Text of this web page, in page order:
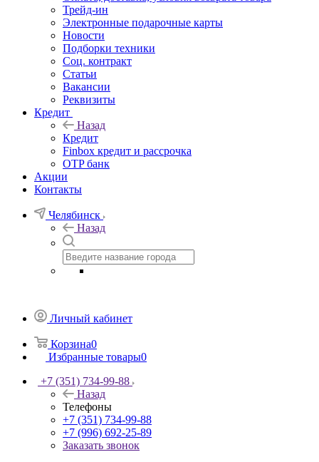
Трейд-ин
Электронные подарочные карты
Новости
Подборки техники
Соц. контракт
Статьи
Вакансии
Реквизиты
Кредит
Назад
Кредит
Finbox кредит и рассрочка
OTP банк
Акции
Контакты
Челябинск
Назад
Личный кабинет
Корзина0
Избранные товары0
+7 (351) 734-99-88
Назад
Телефоны
+7 (351) 734-99-88
+7 (996) 692-25-89
Заказать звонок